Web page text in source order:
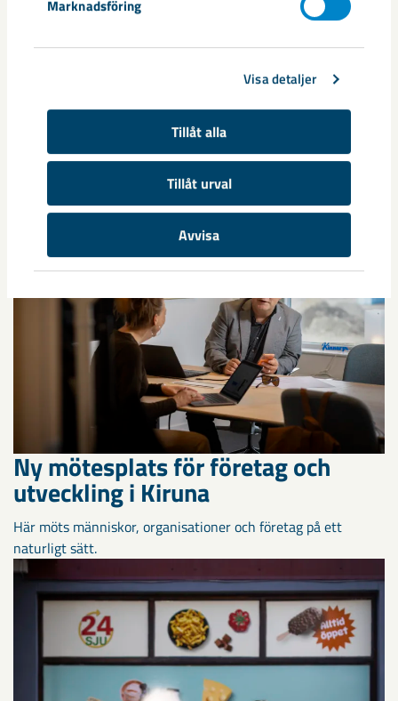
Marknadsföring
Visa detaljer
Tillåt alla
Tillåt urval
Avvisa
Andra artiklar
Ny mötesplats för företag och
utveckling i Kiruna
Här möts människor, organisationer och företag på ett
naturligt sätt.